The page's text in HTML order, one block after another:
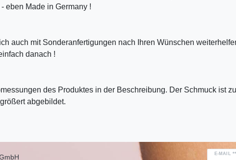
eben Made in Germany !
auch mit Sonderanfertigungen nach Ihren Wünschen
danach !
des Produktes in der Beschreibung. Der Schmuck ist
abgebildet.
E-MAIL **